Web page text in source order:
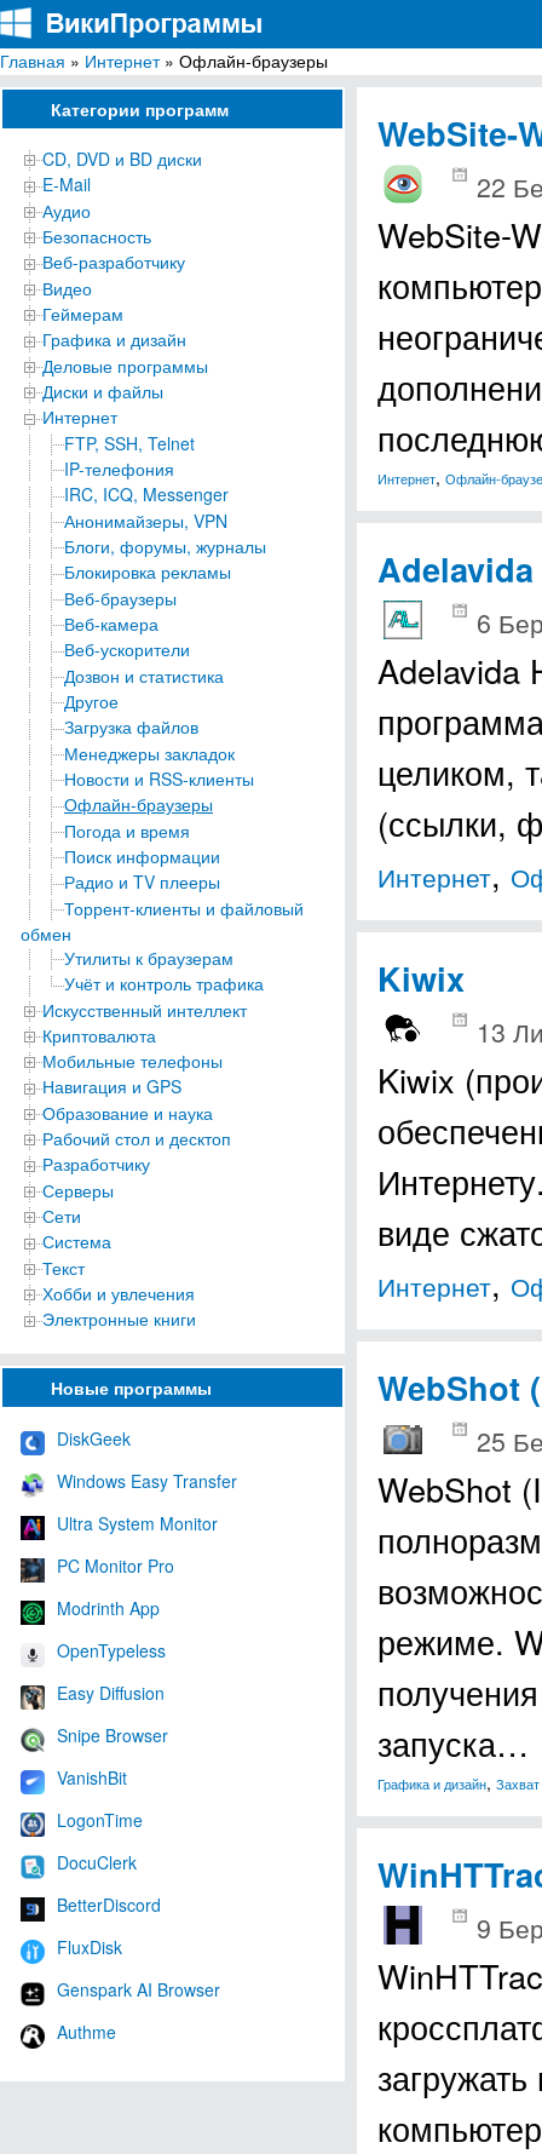
ВикиПрограммы
Энциклопедия бесплатных компьютерных программ для Windows
Главная » Интернет» Офлайн-браузеры
Категории программ
CD, DVD и BD диски
E-Mail
Аудио
Безопасность
Веб-разработчику
Видео
Геймерам
Графика и дизайн
Деловые программы
Диски и файлы
Интернет
FTP, SSH, Telnet
IP-телефония
IRC, ICQ, Messenger
Анонимайзеры, VPN
Блоги, форумы, журналы
Блокировка рекламы
Веб-браузеры
Веб-камера
Веб-ускорители
Дозвон и статистика
Другое
Загрузка файлов
Менеджеры закладок
Новости и RSS-клиенты
Офлайн-браузеры
Погода и время
Поиск информации
Радио и TV плееры
Торрент-клиенты и файловый
обмен
Утилиты к браузерам
Учёт и контроль трафика
Искусственный интеллект
Криптовалюта
Мобильные телефоны
Навигация и GPS
Образование и наука
Рабочий стол и десктоп
Разработчику
Серверы
Сети
Система
Текст
Хобби и увлечения
Электронные книги
Новые программы
DiskGeek
Windows Easy Transfer
Ultra System Monitor
PC Monitor Pro
Modrinth App
OpenTypeless
Easy Diffusion
Snipe Browser
VanishBit
LogonTime
DocuClerk
BetterDiscord
FluxDisk
Genspark AI Browser
Authme
WebSite-
22
WebSite-
Интернет, Офлайн-
6
Adelavida
целиком,
(ссылки,
Интернет,
Kiwix
13
Kiwix
виде
Интернет,
WebShot
25
WebShot
режиме.
запуска…
Графика и дизайн,
9